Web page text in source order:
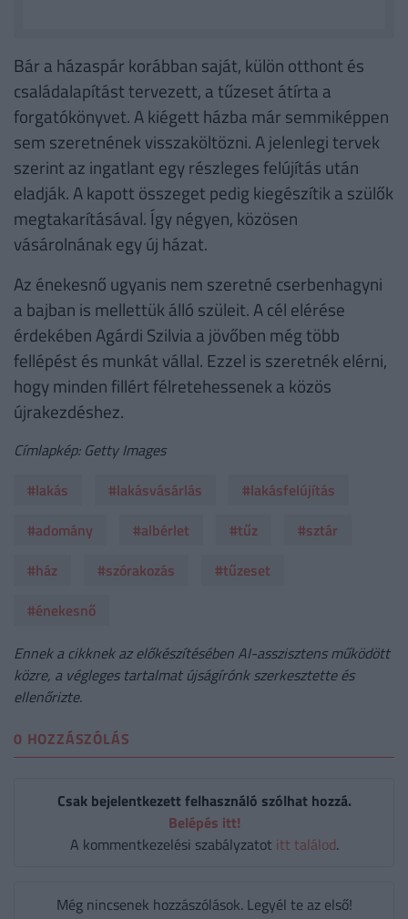
Bár a házaspár korábban saját, külön otthont és
családalapítást tervezett, a tűzeset átírta a
forgatókönyvet. A kiégett házba már semmiképpen
sem szeretnének visszaköltözni. A jelenlegi tervek
szerint az ingatlant egy részleges felújítás után
eladják. A kapott összeget pedig kiegészítik a szülők
megtakarításával. Így négyen, közösen
vásárolnának egy új házat.
Az énekesnő ugyanis nem szeretné cserbenhagyni
a bajban is mellettük álló szüleit. A cél elérése
érdekében Agárdi Szilvia a jövőben még több
fellépést és munkát vállal. Ezzel is szeretnék elérni,
hogy minden fillért félretehessenek a közös
újrakezdéshez.
Címlapkép: Getty Images
#lakás
#lakásvásárlás
#lakásfelújítás
#adomány
#albérlet #tűz
#sztár
#ház
#szórakozás
#tűzeset
#énekesnő
Ennek a cikknek az előkészítésében AI-asszisztens működött
közre, a végleges tartalmat újságírónk szerkesztette és
ellenőrizte.
0 HOZZÁSZÓLÁS
Csak bejelentkezett felhasználó szólhat hozzá.
Belépés itt!
A kommentkezelési szabályzatot itt találod.
Még nincsenek hozzászólások. Legyél te az első!